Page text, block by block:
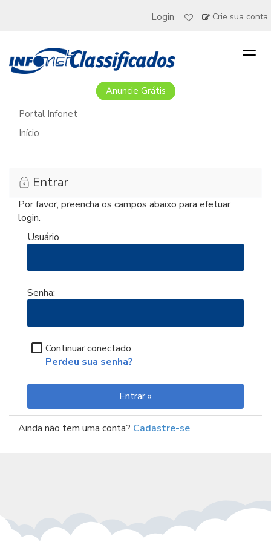
Login Crie sua conta
Anuncie Grátis
Portal Infonet
Início
Entrar
Por favor, preencha os campos abaixo para efetuar
login.
Usuário
Senha:
Continuar conectado
Perdeu sua senha?
Ainda não tem uma conta? Cadastre-se